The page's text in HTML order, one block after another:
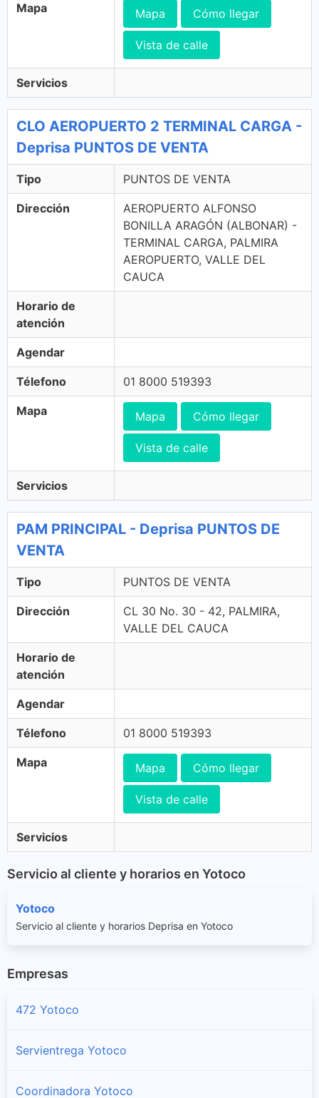
Mapa Mapa Cómo llegar
Vista de calle
Servicios
CLO AEROPUERTO 2 TERMINAL CARGA -
Deprisa PUNTOS DE VENTA
Tipo PUNTOS DE VENTA
Dirección
AEROPUERTO ALFONSO
BONILLA ARAGÓN (ALBONAR) -
TERMINAL CARGA, PALMIRA
AEROPUERTO, VALLE DEL
CAUCA
Horario de
atención
Agendar
Télefono 01 8000 519393
Mapa Mapa Cómo llegar
Vista de calle
Servicios
PAM PRINCIPAL - Deprisa PUNTOS DE
VENTA
Tipo PUNTOS DE VENTA
Dirección
CL 30 No. 30 - 42, PALMIRA,
VALLE DEL CAUCA
Horario de
atención
Agendar
Télefono 01 8000 519393
Mapa Mapa Cómo llegar
Vista de calle
Servicios
Servicio al cliente y horarios en Yotoco
Yotoco
Servicio al cliente y horarios Deprisa en Yotoco
Empresas
472 Yotoco
Servientrega Yotoco
Coordinadora Yotoco